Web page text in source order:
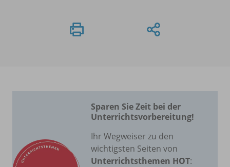
Sparen Sie Zeit bei der
Unterrichtsvorbereitung!
Ihr Wegweiser zu den
wichtigsten Seiten von
Unterrichtsthemen HOT: